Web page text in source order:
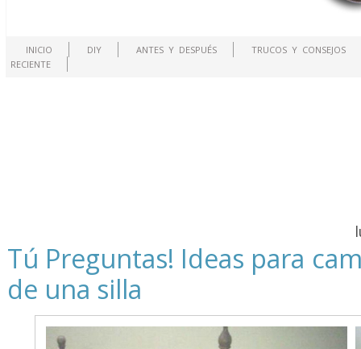
INICIO DIY ANTES Y DESPUÉS
TRUCOS Y CONSEJOS
RECIENTE
Tú Preguntas! Ideas para
de una silla